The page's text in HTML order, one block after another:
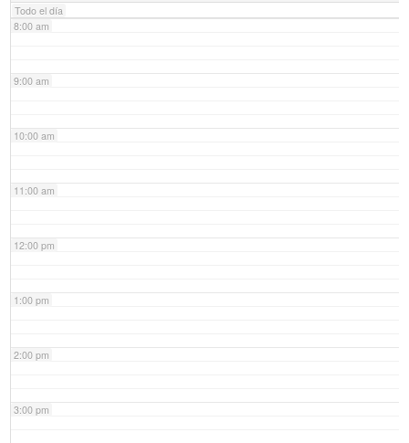
Todo el día
8:00 am
9:00 am
10:00 am
11:00 am
12:00 pm
1:00 pm
2:00 pm
3:00 pm